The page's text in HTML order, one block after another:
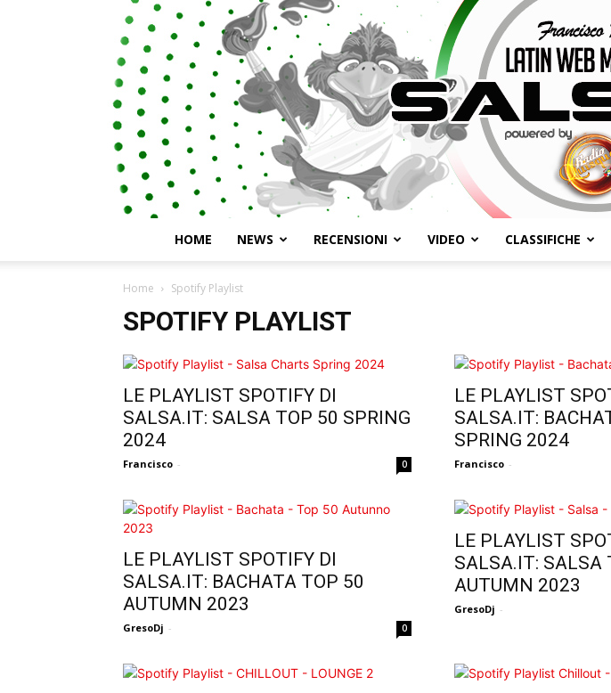
HOME NEWS RECENSIONI VIDEO CLASSIFICHE
Home Spotify Playlist
SPOTIFY PLAYLIST
LE PLAYLIST SPOTIFY DI
SALSA.IT: SALSA TOP 50 SPRING
2024
Francisco - 0
LE PLAYLIST
SALSA.IT:
SPRING 2024
Francisco -
LE PLAYLIST SPOTIFY DI
SALSA.IT: BACHATA TOP 50
AUTUMN 2023
GresoDj - 0
LE PLAYLIST
SALSA.IT: SALSA
AUTUMN 2023
GresoDj -